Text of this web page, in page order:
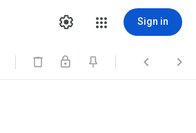
Sign in
  